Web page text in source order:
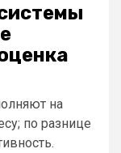
на
по разнице